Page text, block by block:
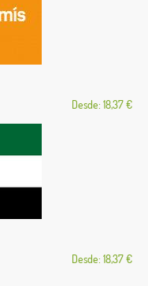
Desde: 18,37 €
Desde: 18,37 €